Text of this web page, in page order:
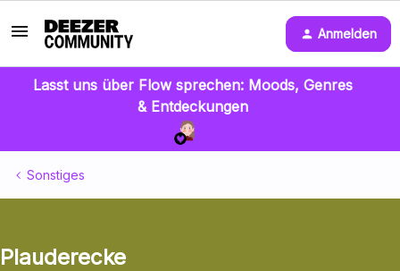
Anmelden
Lasst uns über Flow sprechen: Moods, Genres
& Entdeckungen
Sonstiges
Plauderecke